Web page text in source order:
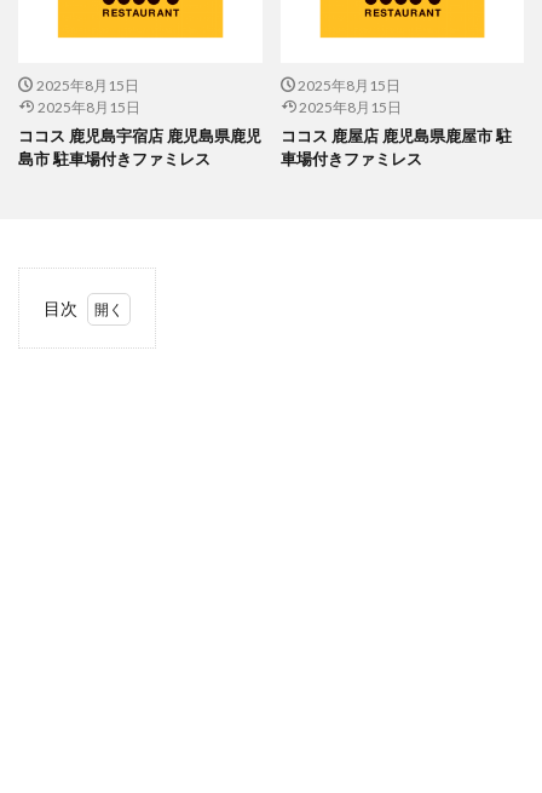
2025年8月15日
2025年8月15日
ココス 鹿児島宇宿店 鹿児島県鹿児
島市 駐車場付きファミレス
2025年8月15日
2025年8月15日
ココス 鹿屋店 鹿児島県鹿屋市 駐
車場付きファミレス
目次